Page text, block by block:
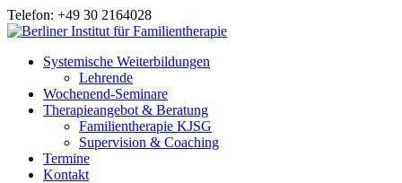
Telefon: +49 30 2164028
Systemische Weiterbildungen
Lehrende
Wochenend-Seminare
Therapieangebot & Beratung
Familientherapie KJSG
Supervision & Coaching
Termine
Kontakt